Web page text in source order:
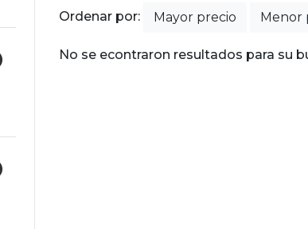
Ordenar por: Mayor precio Menor
No se econtraron resultados para su